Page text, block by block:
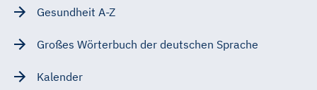
Gesundheit A-Z
Großes Wörterbuch der deutschen Sprache
Kalender